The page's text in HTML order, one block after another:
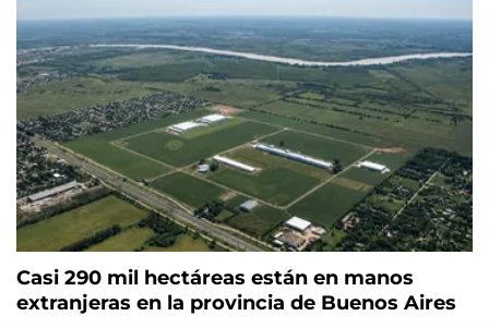
Casi 290 mil hectáreas están en manos
extranjeras en la provincia de Buenos Aires